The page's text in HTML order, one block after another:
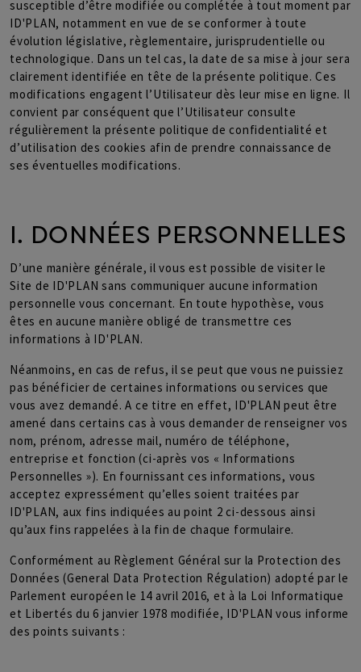
susceptible d’être modifiée ou complétée à tout moment par
ID'PLAN, notamment en vue de se conformer à toute
évolution législative, règlementaire, jurisprudentielle ou
technologique. Dans un tel cas, la date de sa mise à jour sera
clairement identifiée en tête de la présente politique. Ces
modifications engagent l’Utilisateur dès leur mise en ligne. Il
convient par conséquent que l’Utilisateur consulte
régulièrement la présente politique de confidentialité et
d’utilisation des cookies afin de prendre connaissance de
ses éventuelles modifications.
I. DONNÉES PERSONNELLES
D’une manière générale, il vous est possible de visiter le
Site de ID'PLAN sans communiquer aucune information
personnelle vous concernant. En toute hypothèse, vous
êtes en aucune manière obligé de transmettre ces
informations à ID'PLAN.
Néanmoins, en cas de refus, il se peut que vous ne puissiez
pas bénéficier de certaines informations ou services que
vous avez demandé. A ce titre en effet, ID'PLAN peut être
amené dans certains cas à vous demander de renseigner vos
nom, prénom, adresse mail, numéro de téléphone,
entreprise et fonction (ci-après vos « Informations
Personnelles »). En fournissant ces informations, vous
acceptez expressément qu’elles soient traitées par
ID'PLAN, aux fins indiquées au point 2 ci-dessous ainsi
qu’aux fins rappelées à la fin de chaque formulaire.
Conformément au Règlement Général sur la Protection des
Données (General Data Protection Régulation) adopté par le
Parlement européen le 14 avril 2016, et à la Loi Informatique
et Libertés du 6 janvier 1978 modifiée, ID'PLAN vous informe
des points suivants :